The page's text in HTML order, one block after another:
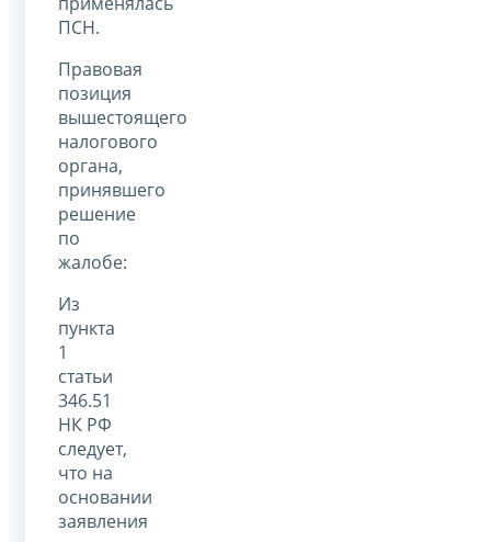
ПСН.
Правовая
позиция
вышестоящего
налогового
органа,
принявшего
решение
по
жалобе:
Из
пункта
1
статьи
346.51
НК РФ
следует,
что на
основании
заявления